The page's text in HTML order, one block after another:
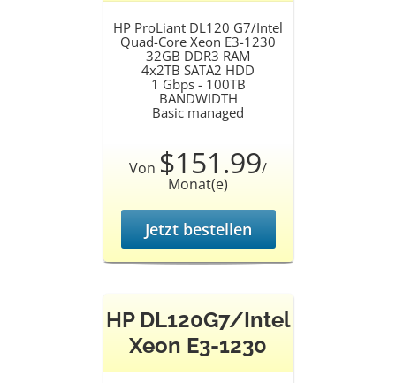
HP ProLiant DL120 G7/Intel
Quad-Core Xeon E3-1230
32GB DDR3 RAM
4x2TB SATA2 HDD
1 Gbps - 100TB
BANDWIDTH
Basic managed
Von $151.99/
Monat(e)
Jetzt bestellen
HP DL120G7/Intel
Xeon E3-1230